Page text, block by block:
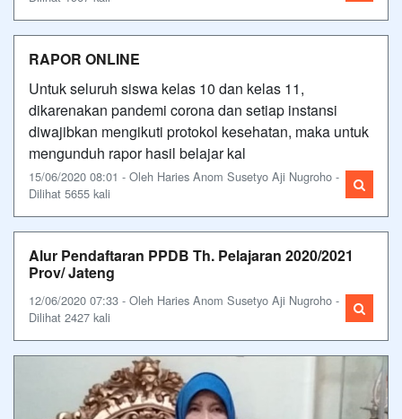
RAPOR ONLINE
Untuk seluruh siswa kelas 10 dan kelas 11,
dikarenakan pandemi corona dan setiap instansi
diwajibkan mengikuti protokol kesehatan, maka untuk
mengunduh rapor hasil belajar kal
15/06/2020 08:01 - Oleh Haries Anom Susetyo Aji Nugroho -
Dilihat 5655 kali
Alur Pendaftaran PPDB Th. Pelajaran 2020/2021
Prov/ Jateng
12/06/2020 07:33 - Oleh Haries Anom Susetyo Aji Nugroho -
Dilihat 2427 kali